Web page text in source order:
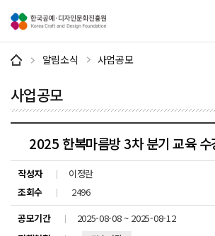
알림소식 사업공모
사업공모
2025 한복마름방 3차 분기 교육 수
작성자
이정란
조회수
2496
공모기간
2025-08-08 ~ 2025-08-12